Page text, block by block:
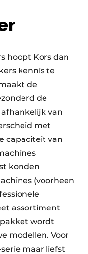
hoopt Kors dan
kennis te
de
de
van
met
capaciteit van
konden
(voorheen
assortiment
wordt
modellen. Voor
maar liefst